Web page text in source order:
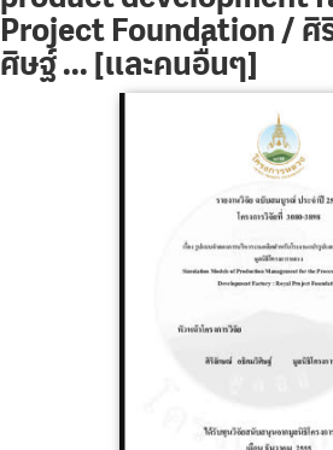
Project Foundation /
ศิษฐ์ ... [และคนอื่นๆ]